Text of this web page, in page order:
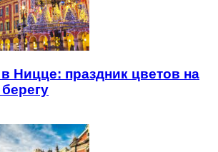
Ницце: праздник цветов на